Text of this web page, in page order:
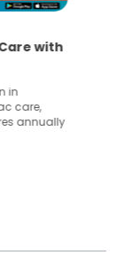
Sperm
critical steps
Vitro
(IUI). These
of